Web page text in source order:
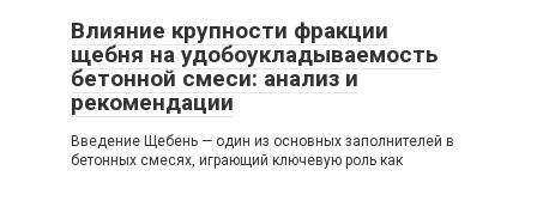
Влияние крупности фракции
щебня на удобоукладываемость
бетонной смеси: анализ и
рекомендации
Введение Щебень — один из основных заполнителей в
бетонных смесях, играющий ключевую роль как